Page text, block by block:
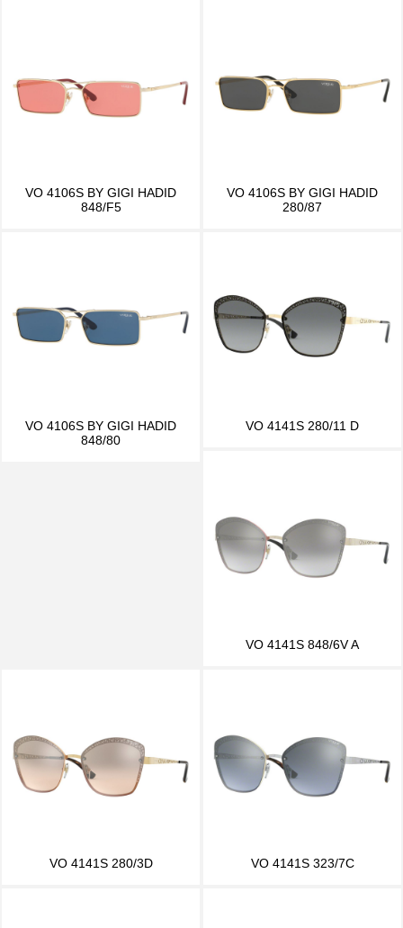
VO 4106S BY GIGI HADID
848/F5
VO 4106S BY GIGI HADID
280/87
VO 4106S BY GIGI HADID
848/80
VO 4141S 280/11 D
VO 4141S 848/6V A
VO 4141S 280/3D VO 4141S 323/7C